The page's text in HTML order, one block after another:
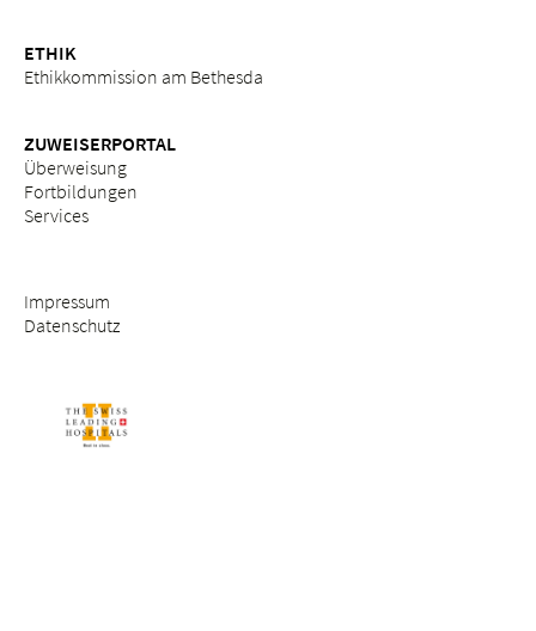
ETHIK
Ethikkommission am Bethesda
ZUWEISERPORTAL
Überweisung
Fortbildungen
Services
Impressum
Datenschutz